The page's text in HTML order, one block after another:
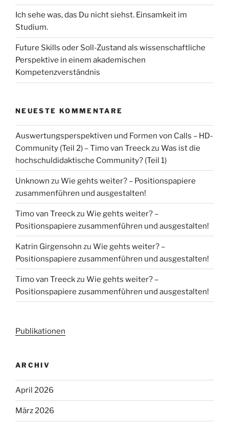
Ich sehe was, das Du nicht siehst. Einsamkeit im
Studium.
Future Skills oder Soll-Zustand als wissenschaftliche
Perspektive in einem akademischen
Kompetenzverständnis
NEUESTE KOMMENTARE
Auswertungsperspektiven und Formen von Calls – HD-
Community (Teil 2) – Timo van Treeckzu Was ist die
hochschuldidaktische Community? (Teil 1)
Unknown zu Wie gehts weiter? – Positionspapiere
zusammenführen und ausgestalten!
Timo van Treeckzu Wie gehts weiter? –
Positionspapiere zusammenführen und ausgestalten!
Katrin Girgensohn zu Wie gehts weiter? –
Positionspapiere zusammenführen und ausgestalten!
Timo van Treeckzu Wie gehts weiter? –
Positionspapiere zusammenführen und ausgestalten!
Publikationen
ARCHIV
April 2026
März 2026